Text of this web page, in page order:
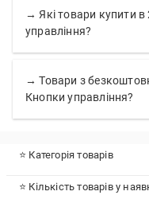
→ Які товари купити в
управління?
→ Товари з
Кнопки управління?
⭐ Категорія товарів
⭐ Кількість товарів у